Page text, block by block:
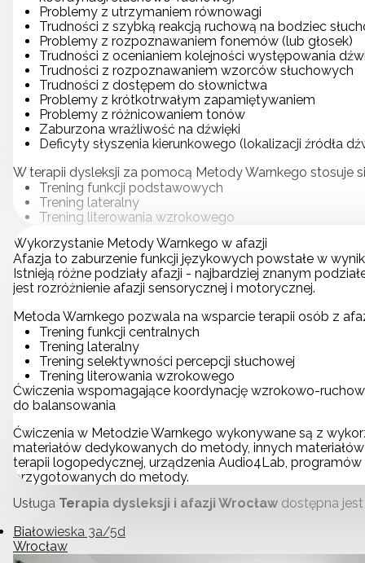
Problemy z utrzymaniem równowagi
Trudności z szybką reakcją ruchową na bodziec
Problemy z rozpoznawaniem fonemów (lub głosek)
Trudności z ocenianiem kolejności występowania
Trudności z rozpoznawaniem wzorców słuchowych
Trudności z dostępem do słownictwa
Problemy z krótkotrwałym zapamiętywaniem
Problemy z różnicowaniem tonów
Zaburzona wrażliwość na dźwięki
Deficyty słyszenia kierunkowego (lokalizacji źródła
W terapii dysleksji za pomocą Metody Warnkego stosuje
Trening funkcji podstawowych
Trening lateralny
Trening literowania wzrokowego
Wykorzystanie Metody Warnkego w afazji
Afazja to zaburzenie funkcji językowych powstałe w
Istnieją różne podziały afazji - najbardziej znanym
jest rozróżnienie afazji sensorycznej i motorycznej.
Metoda Warnkego pozwala na wsparcie terapii osób z
Trening funkcji centralnych
Trening lateralny
Trening selektywności percepcji słuchowej
Trening literowania wzrokowego
Ćwiczenia wspomagające koordynację wzrokowo-
do balansowania
Ćwiczenia w Metodzie Warnkego wykonywane są z
materiałów dedykowanych do metody, innych
terapii logopedycznej, urządzenia Audio4Lab,
przygotowanych do metody.
Usługa Terapia dysleksji i afazji Wrocław dostępna
Białowieska 3a/5d
Wrocław